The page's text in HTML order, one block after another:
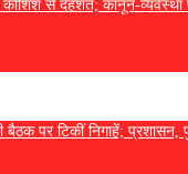
कोशिश से दहशत; कानून-व्यवस्था
बैठक पर टिकीं निगाहें; प्रशासन,